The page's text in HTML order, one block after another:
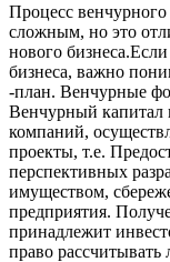
Процесс
сложным, но это
нового
бизнеса, важно
-план. Венчурные
Венчурный капитал
компаний,
проекты, т.е.
перспективных
имуществом,
предприятия.
принадлежит
право